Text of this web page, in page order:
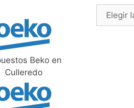
Beko en
Culleredo
Categorías